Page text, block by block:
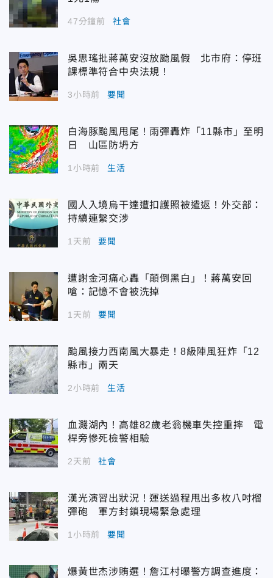
47分鐘前 社會
吳思瑤批蔣萬安沒放颱風假 北市府：停班
課標準符合中央法規！
3小時前 要聞
白海豚颱風甩尾！雨彈轟炸「11縣市」至明
日 山區防坍方
1小時前 生活
國人入境烏干達遭扣護照被遣返！外交部：
持續連繫交涉
1天前 要聞
遭謝金河痛心轟「顛倒黑白」！蔣萬安回
嗆：記憶不會被洗掉
1天前 要聞
颱風接力西南風大暴走！8級陣風狂炸「12
縣市」兩天
2小時前 生活
血濺湖內！高雄82歲老翁機車失控重摔 電
桿旁慘死檢警相驗
2天前 社會
漢光演習出狀況！運送過程甩出多枚八吋榴
彈砲 軍方封鎖現場緊急處理
1小時前 要聞
爆黃世杰涉賄選！詹江村曝警方調查進度：